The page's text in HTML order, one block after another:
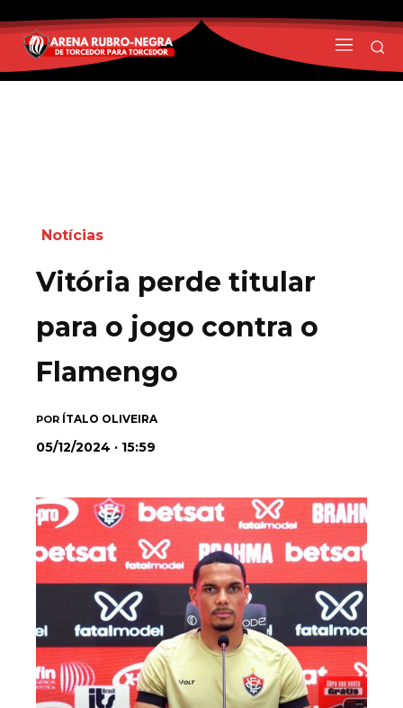
Notícias
Vitória perde titular
para o jogo contra o
Flamengo
POR ÍTALO OLIVEIRA
05/12/2024 · 15:59